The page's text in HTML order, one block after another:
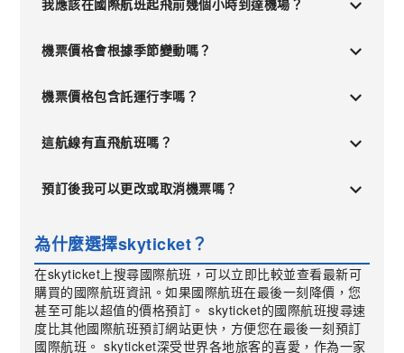
我應該在國際航班起飛前幾個小時到達機場？
機票價格會根據季節變動嗎？
機票價格包含託運行李嗎？
這航線有直飛航班嗎？
預訂後我可以更改或取消機票嗎？
為什麼選擇skyticket？
在skyticket上搜尋國際航班，可以立即比較並查看最新可
購買的國際航班資訊。如果國際航班在最後一刻降價，您
甚至可能以超值的價格預訂。 skyticket的國際航班搜尋速
度比其他國際航班預訂網站更快，方便您在最後一刻預訂
國際航班。 skyticket深受世界各地旅客的喜愛，作為一家